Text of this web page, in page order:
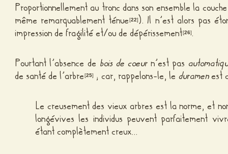
Proportionnellement au tronc dans son ensemble la
même remarquablement ténue[22]). Il n’est alors pas
impression de fragilité et/ou de dépérissement[26].
Pourtant l’absence de bois de coeur n’est pas
de santé de l’arbre [25] ; car, rappelons-le, le duramenest
Le creusement des vieux arbres est la norme, et
longévives les individus peuvent parfaitement
étant complètement creux…